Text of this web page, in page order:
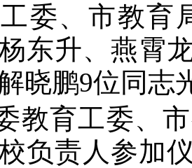
委、市教育
东升、燕霄
晓鹏9位同志
教育工委、
负责人参加